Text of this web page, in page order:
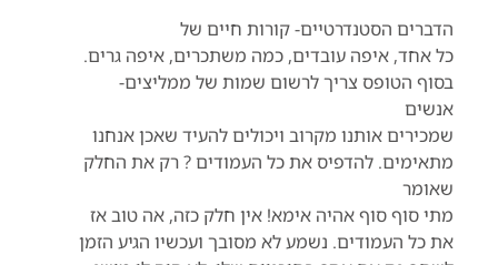
הדברים הסטנדרטיים- קורות חיים של
כל אחד, איפה עובדים, כמה משתכרים, איפה גרים.
בסוף הטופס צריך לרשום שמות של ממליצים-
אנשים
שמכירים אותנו מקרוב ויכולים להעיד שאכן אנחנו
מתאימים. להדפיס את כל העמודים ? רק את החלק
שאומר
מתי סוף סוף אהיה אימא! אין חלק כזה, אה טוב אז
את כל העמודים. נשמע לא מסובך ועכשיו הגיע הזמן